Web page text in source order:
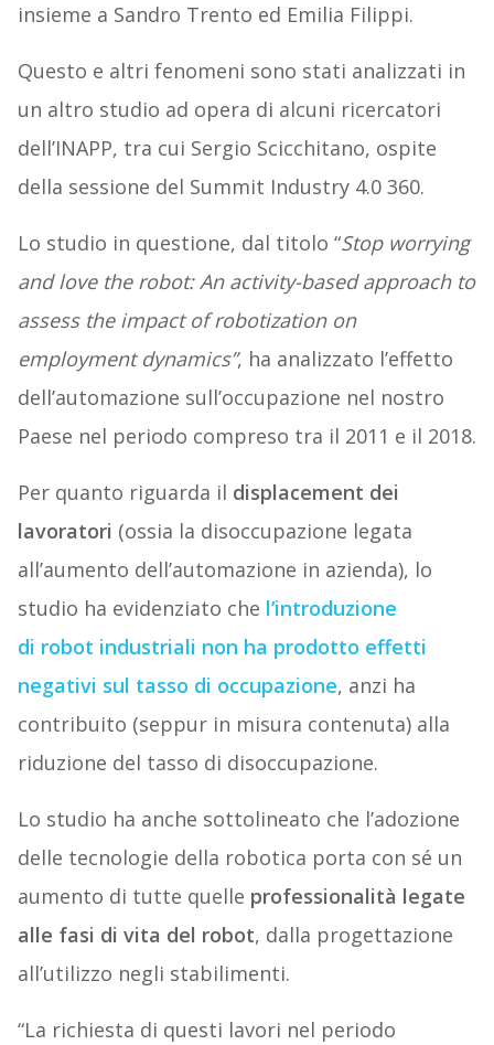
insieme a Sandro Trento ed Emilia Filippi.
Questo e altri fenomeni sono stati analizzati in
un altro studio ad opera di alcuni ricercatori
dell’INAPP, tra cui Sergio Scicchitano, ospite
della sessione del Summit Industry 4.0 360.
Lo studio in questione, dal titolo “Stop worrying
and love the robot: An activity-based approach to
assess the impact of robotization on
employment dynamics”, ha analizzato l’effetto
dell’automazione sull’occupazione nel nostro
Paese nel periodo compreso tra il 2011 e il 2018.
Per quanto riguarda il displacement dei
lavoratori (ossia la disoccupazione legata
all’aumento dell’automazione in azienda), lo
studio ha evidenziato che l’introduzione
di robot industriali non ha prodotto effetti
negativi sul tasso di occupazione, anzi ha
contribuito (seppur in misura contenuta) alla
riduzione del tasso di disoccupazione.
Lo studio ha anche sottolineato che l’adozione
delle tecnologie della robotica porta con sé un
aumento di tutte quelle professionalità legate
alle fasi di vita del robot, dalla progettazione
all’utilizzo negli stabilimenti.
“La richiesta di questi lavori nel periodo